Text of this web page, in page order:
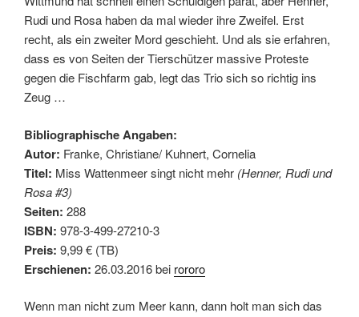
Rudi und Rosa haben da mal wieder ihre Zweifel. Erst
recht, als ein zweiter Mord geschieht. Und als sie erfahren,
dass es von Seiten der Tierschützer massive Proteste
gegen die Fischfarm gab, legt das Trio sich so richtig ins
Zeug …
Bibliographische Angaben:
Autor: Franke, Christiane/ Kuhnert, Cornelia
Titel: Miss Wattenmeer singt nicht mehr (Henner, Rudi und
Rosa #3)
Seiten: 288
ISBN: 978-3-499-27210-3
Preis: 9,99 € (TB)
Erschienen: 26.03.2016 bei rororo
Wenn man nicht zum Meer kann, dann holt man sich das